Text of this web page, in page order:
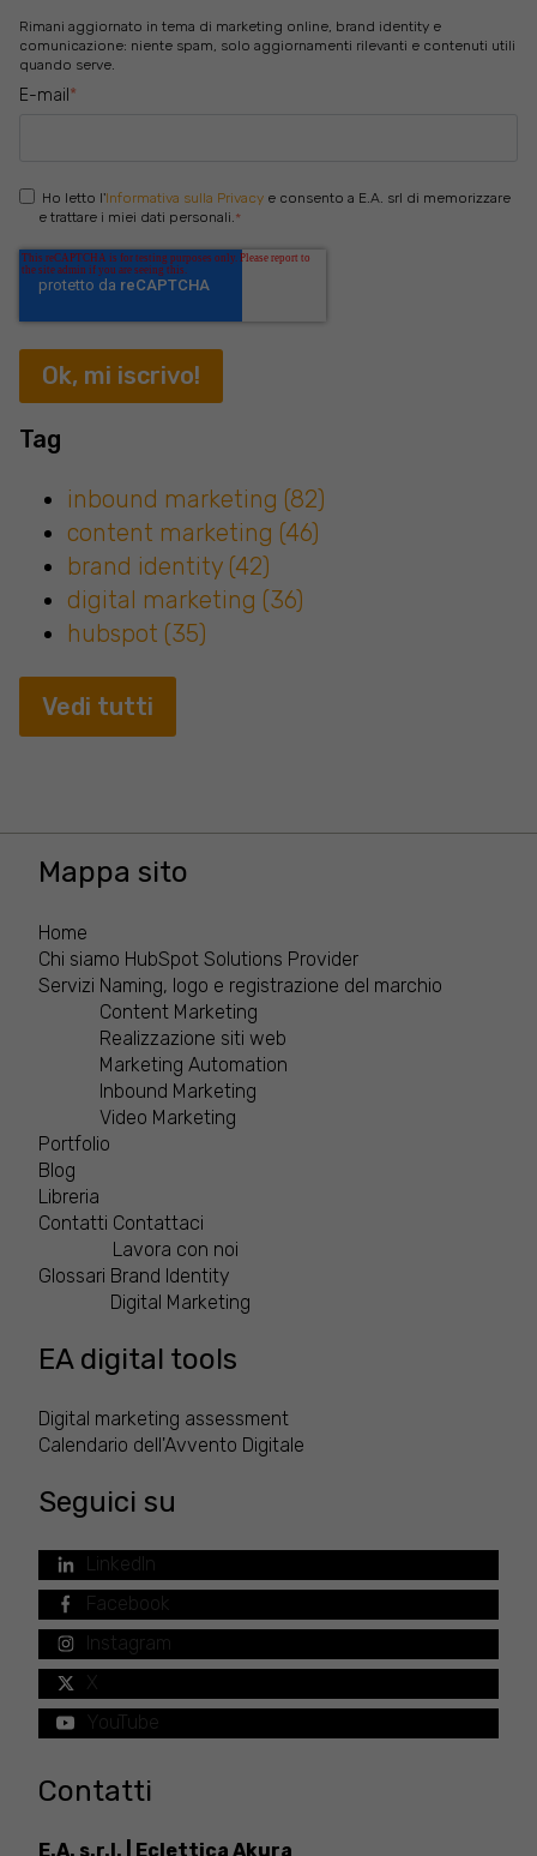
Rimani aggiornato in tema di marketing online, brand identity e
comunicazione: niente spam, solo aggiornamenti rilevanti e contenuti utili
quando serve.
E-mail *
Ho letto l'Informativa sulla Privacye consento a E.A. srl di memorizzare
e trattare i miei dati personali.*
Tag
inbound marketing (82)
content marketing (46)
brand identity (42)
digital marketing (36)
hubspot (35)
Vedi tutti
Mappa sito
Home
Chi siamo HubSpot Solutions Provider
Servizi Naming, logo e registrazione del marchio
Content Marketing
Realizzazione siti web
Marketing Automation
Inbound Marketing
Video Marketing
Portfolio
Blog
Libreria
Contatti Contattaci
Lavora con noi
Glossari Brand Identity
Digital Marketing
EA digital tools
Digital marketing assessment
Calendario dell'Avvento Digitale
Seguici su
LinkedIn
Facebook
Instagram
X
YouTube
Contatti
E.A. s.r.l. | Eclettica Akura